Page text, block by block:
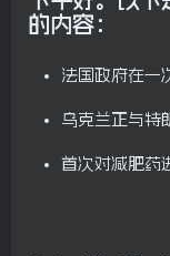
的内容 ：
法国政府在一
乌克兰正与特
首次对减肥药